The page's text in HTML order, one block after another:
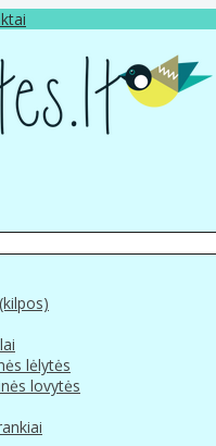
lėlytės
lovytės